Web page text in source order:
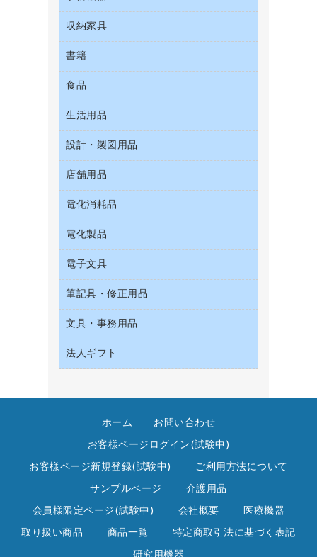
パソコンアクセサリー
パソコンバッグ／収納用品
パソコン周辺機器
マウスパッド
各種ケーブル
コンピュータ用ファイル
ファイルボックス
フォルダー
フラットファイル
リングファイル
レターファイル
持ち出しファイル
統一伝票用ファイル
背幅が伸びるファイル
板目表紙・綴込表紙
名刺整理用品
レギュラーコーヒー
医薬部外品
紅茶・バラエティ飲料
ブルーレイディスク
メディア収納用品
工事関連用品
ＯＨＰ用品
シュレッダ
タイムカード
タイムレコーダー
ラミネータ
レーザーポインター
大型シュレッダー（共配）
収納家具
その他収納
ロッカー・下駄箱
金庫
保管庫・書庫
書籍
パソコンソフト
食品
菓子
食品
生活用品
キッチン用品
ゴミ袋
スポーツ・レジャー用品
スリッパ・サンダル・シューズ
その他雑貨
ダストボックス
ティッシュペーパー
トイレットペーパー
食品添加物製品
設計・製図用品
設計・製図用品
店舗用品
ＰＯＰ用品
カウンター／お会計用品
サイン・看板用品
ディスプレイ用品
レジ・ポリ袋
陳列什器
店舗運営用品
電化消耗品
アルバム
デスクライト
懐中電灯・ライト
乾電池・充電池
電球・蛍光灯
電化製品
ＡＶ機器・アクセサリー
ＯＡタップ／延長コード
キッチン・調理家電
その他電化製品
空調・季節家電
電子文具
その他電子文具
ラベルテープ
ラベルライター
電卓
筆記具・修正用品
シャープペンシル
シャープペンシル用替芯
ボールペン（ゲルインク）
文具・事務用品
カッター
スティックのり
ステープラー本体
ステープル針
スプレーのり クリーナー
セロハンテープ
その他文具
テープカッター
テープのり
法人ギフト
高島屋（食品・飲料）
ホーム お問い合わせ
お客様ページログイン(試験中)
お客様ページ新規登録(試験中) ご利用方法について
サンプルページ 介護用品
会員様限定ページ(試験中) 会社概要 医療機器
取り扱い商品 商品一覧 特定商取引法に基づく表記